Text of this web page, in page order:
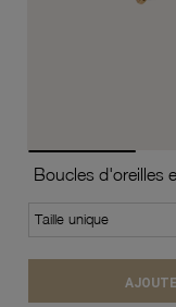
Taille unique